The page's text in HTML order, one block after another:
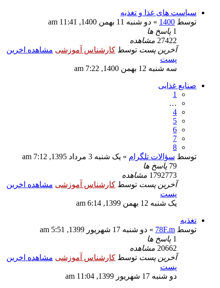
سیاست های غذا و تغذیه
توسط 1400 » دو شنبه 11 بهمن 1400, 11:41 am
1 پاسخ ها
27422 مشاهده
آخرین پست توسط کارشناس آموزشی مشاهده اخرین
پست
سه شنبه 12 بهمن 1400, 7:22 am
صنایع غذایی
1
…
4
5
6
7
8
توسط سؤالات تلگرام » یک شنبه 3 مرداد 1395, 7:12 am
79 پاسخ ها
1792773 مشاهده
آخرین پست توسط کارشناس آموزشی مشاهده اخرین
پست
یک شنبه 12 بهمن 1399, 6:14 am
تغذیه
توسط 78F.m » دو شنبه 17 شهریور 1399, 5:51 am
1 پاسخ ها
20662 مشاهده
آخرین پست توسط کارشناس آموزشی مشاهده اخرین
پست
دو شنبه 17 شهریور 1399, 11:04 am